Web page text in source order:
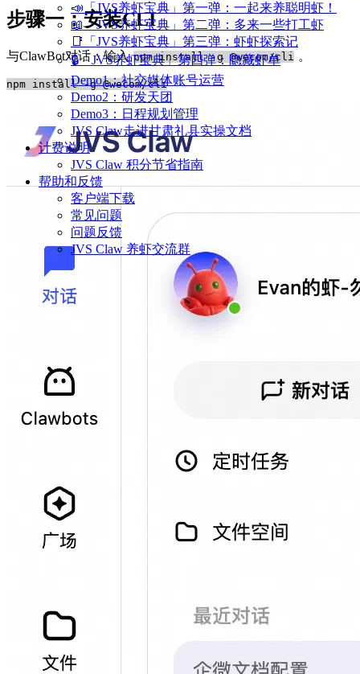
📣「JVS养虾宝典」第一弹：一起来养聪明虾！
📖「JVS养虾宝典」第二弹：多来一些打工虾
📑「JVS养虾宝典」第三弹：虾虾探索记
🔒「JVS养虾宝典」第四弹：隐藏虾单
Demo1：社交媒体账号运营
Demo2：研发天团
Demo3：日程规划管理
JVS Claw走进甘肃礼县实操文档
计费说明
JVS Claw 积分节省指南
帮助和反馈
客户端下载
常见问题
问题反馈
JVS Claw 养虾交流群
步骤一：安装CLI
与ClawBot对话：输入 npm install -g @wecom/cli 。